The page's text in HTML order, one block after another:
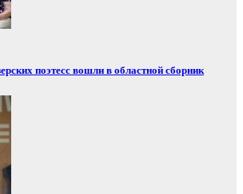
поэтесс вошли в областной сборник